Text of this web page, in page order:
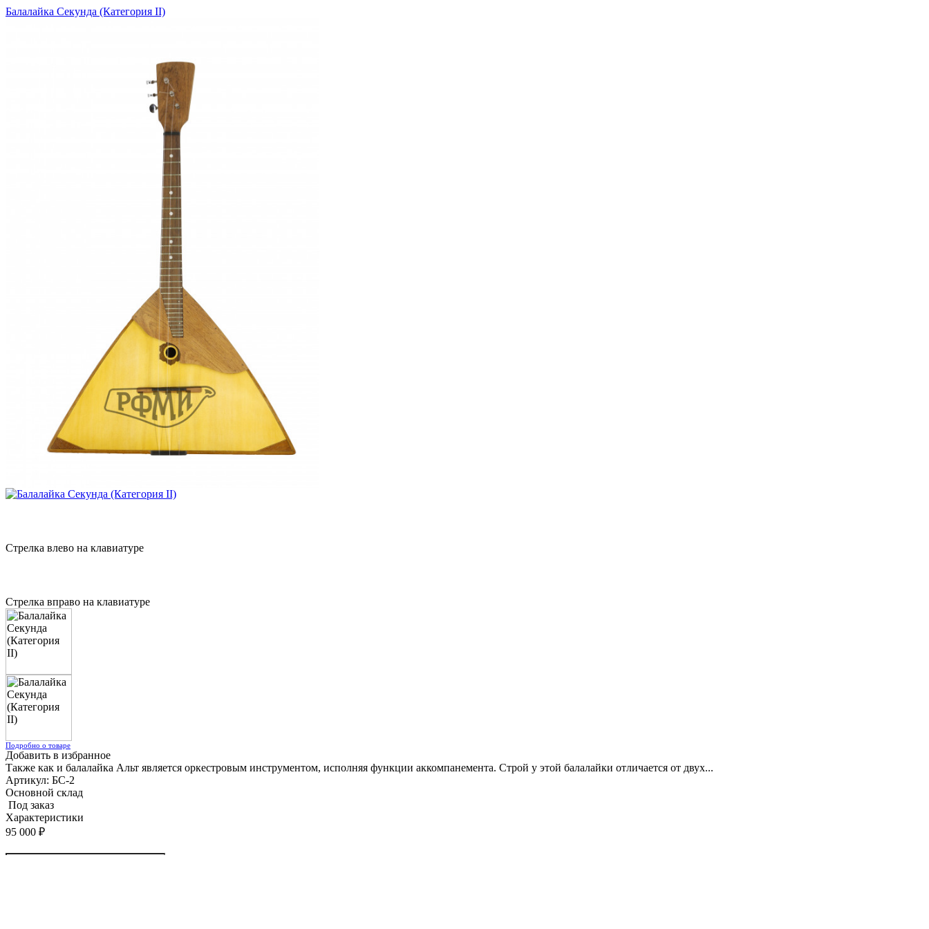
Балалайка Секунда (Категория II)
Стрелка влево на клавиатуре
Стрелка вправо на клавиатуре
Подробно о товаре
Добавить в избранное
Также как и балалайка Альт является оркестровым инструментом, исполняя функции аккомпанемента. Строй у этой балалайки отличается от двух...
Артикул: БС-2
Основной склад
Под заказ
Характеристики
95 000 ₽